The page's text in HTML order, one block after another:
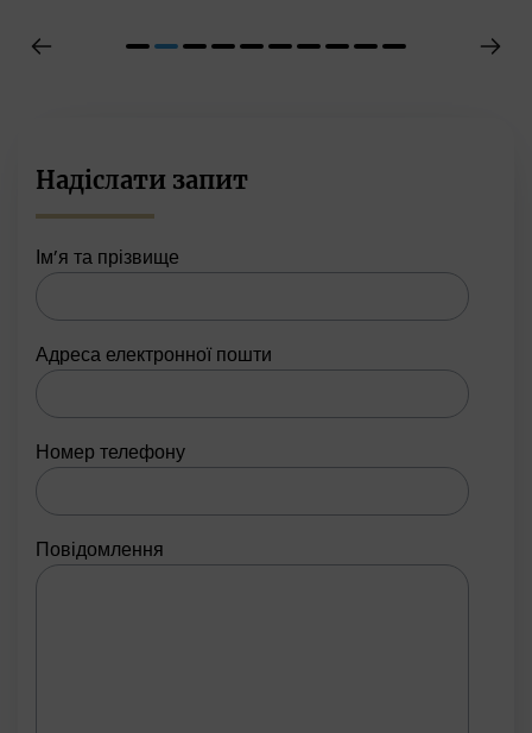
Надіслати запит
Ім’я та прізвище
Адреса електронної пошти
Номер телефону
Повідомлення